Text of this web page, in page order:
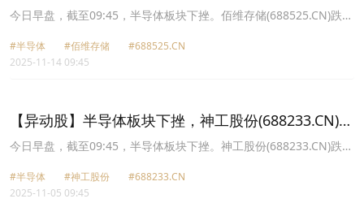
11.48%
今日早盘，截至09:45，半导体板块下挫。佰维存储(688525.CN)跌
明利(001309.CN)跌8.96%报265.85元，普冉股份(688766.CN)跌
8.51%报152.8元，神工股份(688233.CN)跌8.18%报71.8元，恒烁股
#半导体 #佰维存储
#688525.CN
2025-11-14 09:45
【异动股】半导体板块下挫，神工股份(688233.CN)跌
6.65%
今日早盘，截至09:45，半导体板块下挫。神工股份(688233.CN)跌
新(603986.CN)跌5.88%报211.75元，德明利(001309.CN)跌5.76%报
211.09元，中晶科技(003026.CN)跌5.28%报32.65元，普冉股份
#半导体 #神工股份
#688233.CN
2025-11-05 09:45